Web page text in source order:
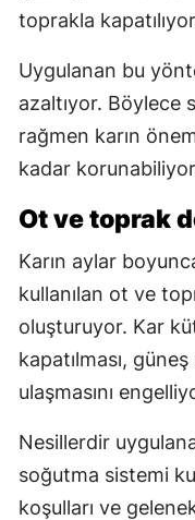
toprakla
Uygulanan bu
azaltıyor. Böylece
rağmen karın
kadar
Ot ve toprak
Karın aylar
kullanılan ot ve
oluşturuyor. Kar
kapatılması, güneş
ulaşmasını
Nesillerdir
soğutma sistemi
koşulları ve